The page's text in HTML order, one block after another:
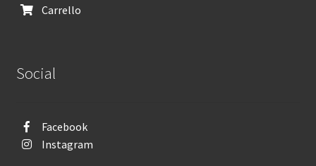
Carrello
Social
Facebook
Instagram